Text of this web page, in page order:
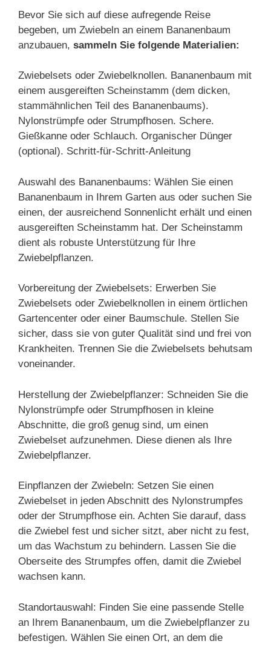
Bevor Sie sich auf diese aufregende Reise
begeben, um Zwiebeln an einem Bananenbaum
anzubauen, sammeln Sie folgende Materialien:
Zwiebelsets oder Zwiebelknollen. Bananenbaum mit
einem ausgereiften Scheinstamm (dem dicken,
stammähnlichen Teil des Bananenbaums).
Nylonstrümpfe oder Strumpfhosen. Schere.
Gießkanne oder Schlauch. Organischer Dünger
(optional). Schritt-für-Schritt-Anleitung
Auswahl des Bananenbaums: Wählen Sie einen
Bananenbaum in Ihrem Garten aus oder suchen Sie
einen, der ausreichend Sonnenlicht erhält und einen
ausgereiften Scheinstamm hat. Der Scheinstamm
dient als robuste Unterstützung für Ihre
Zwiebelpflanzen.
Vorbereitung der Zwiebelsets: Erwerben Sie
Zwiebelsets oder Zwiebelknollen in einem örtlichen
Gartencenter oder einer Baumschule. Stellen Sie
sicher, dass sie von guter Qualität sind und frei von
Krankheiten. Trennen Sie die Zwiebelsets behutsam
voneinander.
Herstellung der Zwiebelpflanzer: Schneiden Sie die
Nylonstrümpfe oder Strumpfhosen in kleine
Abschnitte, die groß genug sind, um einen
Zwiebelset aufzunehmen. Diese dienen als Ihre
Zwiebelpflanzer.
Einpflanzen der Zwiebeln: Setzen Sie einen
Zwiebelset in jeden Abschnitt des Nylonstrumpfes
oder der Strumpfhose ein. Achten Sie darauf, dass
die Zwiebel fest und sicher sitzt, aber nicht zu fest,
um das Wachstum zu behindern. Lassen Sie die
Oberseite des Strumpfes offen, damit die Zwiebel
wachsen kann.
Standortauswahl: Finden Sie eine passende Stelle
an Ihrem Bananenbaum, um die Zwiebelpflanzer zu
befestigen. Wählen Sie einen Ort, an dem die